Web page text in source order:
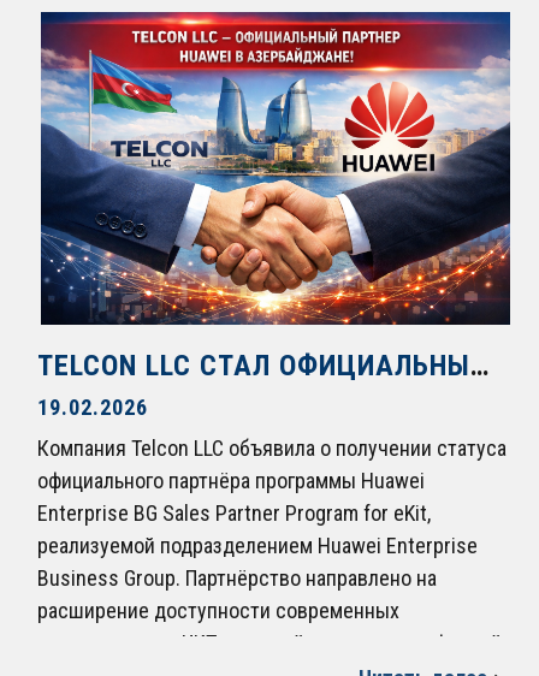
TELCON LLC СТАЛ ОФИЦИАЛЬНЫМ ПАРТНЁРОМ HUAWEI В АЗЕРБАЙДЖАНЕ
19.02.2026
Компания Telcon LLC объявила о получении статуса
официального партнёра программы Huawei
Enterprise BG Sales Partner Program for eKit,
реализуемой подразделением Huawei Enterprise
Business Group. Партнёрство направлено на
расширение доступности современных
корпоративных ИКТ-решений и развитие цифровой